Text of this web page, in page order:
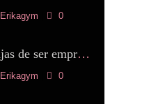
Erikagym 0
Ventajas de ser emprendedor
Erikagym 0